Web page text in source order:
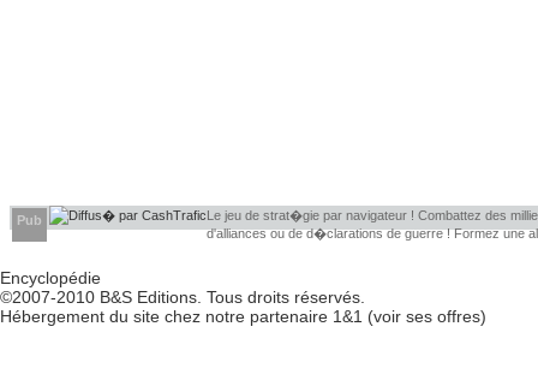
Pub
Le jeu de strat�gie par navigateur ! Combattez des
d'alliances ou de d�clarations de guerre ! Formez une
Encyclopédie
©2007-2010 B&S Editions . Tous droits réservés.
Hébergement du site chez notre partenaire 1&1 (voir ses offres)